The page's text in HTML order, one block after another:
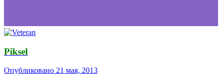
Piksel
Опубликовано 21 мая, 2013